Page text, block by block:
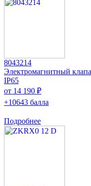
8043214
Электромагнитный
IP65
от 14 190 ₽
+10643 балла
Подробнее